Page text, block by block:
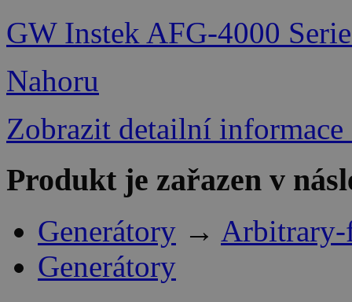
GW Instek AFG-4000
Nahoru
Zobrazit detailní informace
Produkt je zařazen v
Generátory → Arbitrary-
Generátory